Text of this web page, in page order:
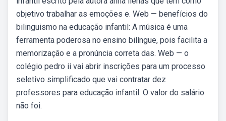
objetivo trabalhar as emoções e. Web — benefícios do
bilinguismo na educação infantil: A música é uma
ferramenta poderosa no ensino bilíngue, pois facilita a
memorização e a pronúncia correta das. Web — o
colégio pedro ii vai abrir inscrições para um processo
seletivo simplificado que vai contratar dez
professores para educação infantil. O valor do salário
não foi.